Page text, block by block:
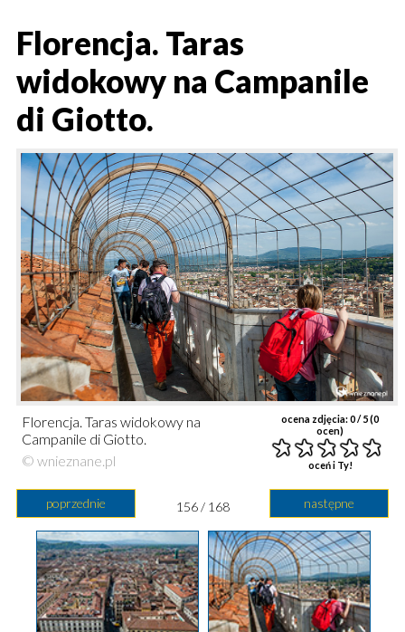
Florencja. Taras
widokowy na Campanile
di Giotto.
ocena zdjęcia:0/ 5 (0
ocen)
oceń i Ty!
Florencja. Taras widokowy na
Campanile di Giotto.
© wnieznane.pl
poprzednie następne
156 / 168